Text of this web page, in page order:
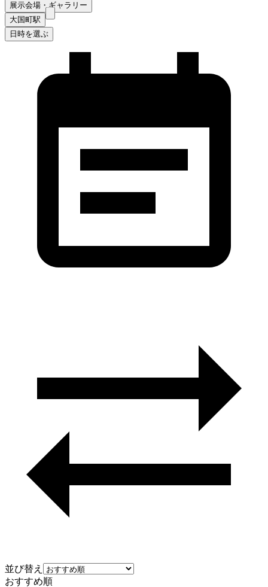
展示会場・ギャラリー
大国町駅
日時を選ぶ
並び替え
おすすめ順